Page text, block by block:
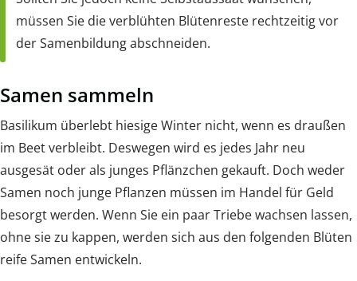
müssen Sie die verblühten Blütenreste rechtzeitig vor
der Samenbildung abschneiden.
Samen sammeln
Basilikum überlebt hiesige Winter nicht, wenn es draußen
im Beet verbleibt. Deswegen wird es jedes Jahr neu
ausgesät oder als junges Pflänzchen gekauft. Doch weder
Samen noch junge Pflanzen müssen im Handel für Geld
besorgt werden. Wenn Sie ein paar Triebe wachsen lassen,
ohne sie zu kappen, werden sich aus den folgenden Blüten
reife Samen entwickeln.